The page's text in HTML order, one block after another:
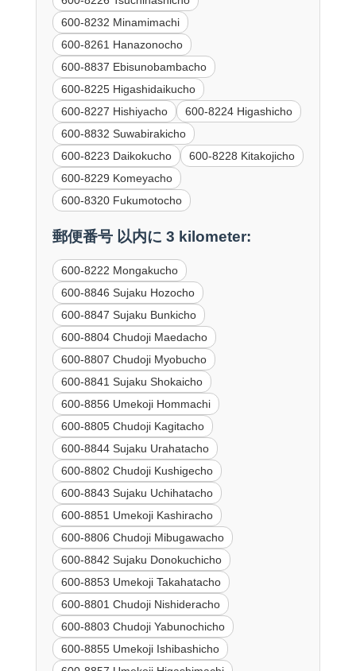
600-8232 Minamimachi
600-8261 Hanazonocho
600-8837 Ebisunobambacho
600-8225 Higashidaikucho
600-8227 Hishiyacho
600-8224 Higashicho
600-8832 Suwabirakicho
600-8223 Daikokucho
600-8228 Kitakojicho
600-8229 Komeyacho
600-8320 Fukumotocho
郵便番号 以内に 3 kilometer:
600-8222 Mongakucho
600-8846 Sujaku Hozocho
600-8847 Sujaku Bunkicho
600-8804 Chudoji Maedacho
600-8807 Chudoji Myobucho
600-8841 Sujaku Shokaicho
600-8856 Umekoji Hommachi
600-8805 Chudoji Kagitacho
600-8844 Sujaku Urahatacho
600-8802 Chudoji Kushigecho
600-8843 Sujaku Uchihatacho
600-8851 Umekoji Kashiracho
600-8806 Chudoji Mibugawacho
600-8842 Sujaku Donokuchicho
600-8853 Umekoji Takahatacho
600-8801 Chudoji Nishideracho
600-8803 Chudoji Yabunochicho
600-8855 Umekoji Ishibashicho